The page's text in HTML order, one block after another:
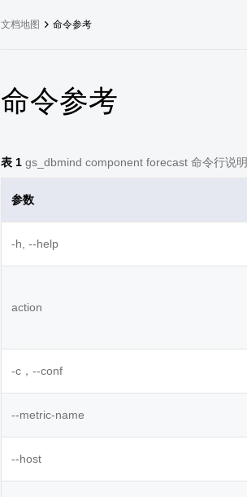
文档地图 命令参考
命令参考
表 1 gs_dbmind component forecast 命令行说明
参数
-h, --help
action
-c，--conf
--metric-name
--host